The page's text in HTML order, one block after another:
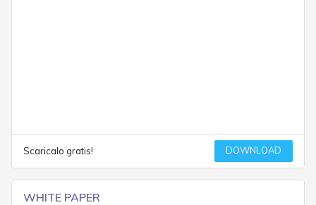
Scaricalo gratis! DOWNLOAD
WHITE PAPER